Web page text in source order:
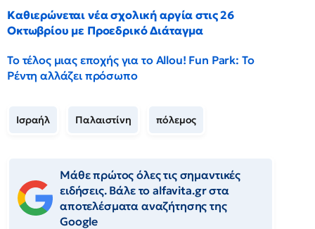
Καθιερώνεται νέα σχολική αργία στις 26
Οκτωβρίου με Προεδρικό Διάταγμα
Το τέλος μιας εποχής για το Allou! Fun Park: Το
Ρέντη αλλάζει πρόσωπο
Ισραήλ Παλαιστίνη πόλεμος
Μάθε πρώτος όλες τις σημαντικές
ειδήσεις. Βάλε το alfavita.gr στα
αποτελέσματα αναζήτησης της
Google